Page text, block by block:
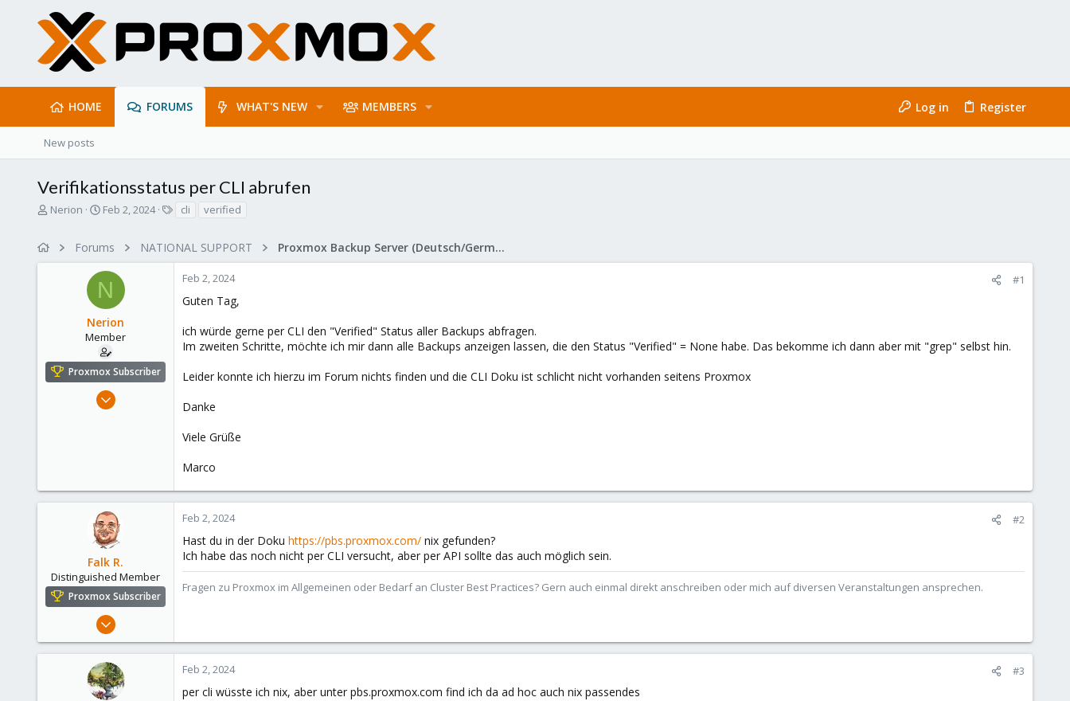
HOME FORUMS WHAT'S NEW MEMBERS Log in Register
New posts
Verifikationsstatus per CLI abrufen
T
a
e
r
Nerion
S
r
t
d
a
t
e
Feb 2, 2024
s
cli verified
Forums NATIONAL SUPPORT Proxmox Backup Server (Deutsch/German)
N
Nerion
Member
Proxmox Subscriber
Feb 2, 2024
Feb 2, 2024 #1
Guten Tag,
ich würde gerne per CLI den "Verified" Status aller Backups abfragen.
Im zweiten Schritte, möchte ich mir dann alle Backups anzeigen lassen, die den Status "Verified" = None habe. Das bekomme ich dann aber mit "grep" selbst hin.
Leider konnte ich hierzu im Forum nichts finden und die CLI Doku ist schlicht nicht vorhanden seitens Proxmox
Danke
Viele Grüße
Marco
Falk R.
Distinguished Member
Proxmox Subscriber
Aug 2, 2021
2,915
Feb 2, 2024 #2
Hast du in der Doku https://pbs.proxmox.com/ nix gefunden?
Ich habe das noch nicht per CLI versucht, aber per API sollte das auch möglich sein.
Fragen zu Proxmox im Allgemeinen oder Bedarf an Cluster Best Practices? Gern auch einmal direkt anschreiben oder mich auf diversen Veranstaltungen ansprechen.
Feb 2, 2024 #3
per cli wüsste ich nix, aber unter pbs.proxmox.com find ich da ad hoc auch nix passendes